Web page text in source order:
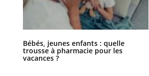
Bébés, jeunes enfants : quelle
trousse à pharmacie pour les
vacances ?